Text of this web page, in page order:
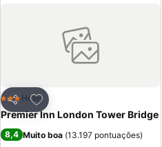
estacionamento privado também
Partilhar
Adicionar aos favoritos
3 Estrelas
Hotel
Premier Inn London Tower Bridge
8,4 Muito boa (13.197 pontuações)